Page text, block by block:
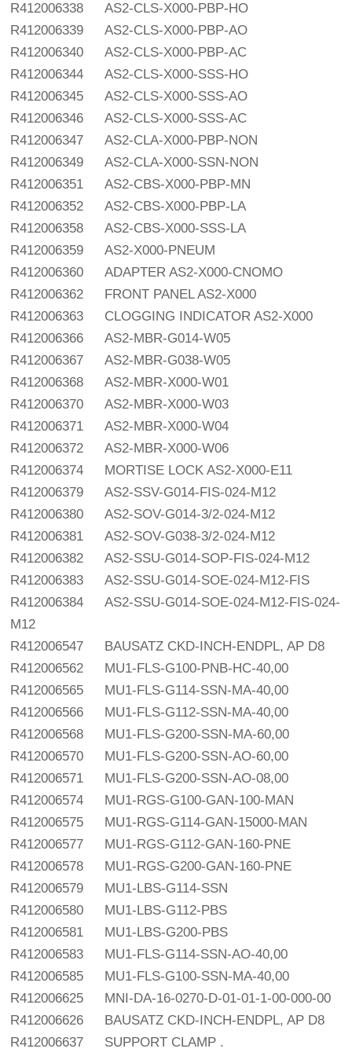
R412006338
AS2-CLS-X000-PBP-HO
R412006339
AS2-CLS-X000-PBP-AO
R412006340
AS2-CLS-X000-PBP-AC
R412006344
AS2-CLS-X000-SSS-HO
R412006345
AS2-CLS-X000-SSS-AO
R412006346
AS2-CLS-X000-SSS-AC
R412006347
AS2-CLA-X000-PBP-NON
R412006349
AS2-CLA-X000-SSN-NON
R412006351
AS2-CBS-X000-PBP-MN
R412006352
AS2-CBS-X000-PBP-LA
R412006358
AS2-CBS-X000-SSS-LA
R412006359
AS2-X000-PNEUM
R412006360
ADAPTER AS2-X000-CNOMO
R412006362
FRONT PANEL AS2-X000
R412006363
CLOGGING INDICATOR AS2-X000
R412006366
AS2-MBR-G014-W05
R412006367
AS2-MBR-G038-W05
R412006368
AS2-MBR-X000-W01
R412006370
AS2-MBR-X000-W03
R412006371
AS2-MBR-X000-W04
R412006372
AS2-MBR-X000-W06
R412006374
MORTISE LOCK AS2-X000-E11
R412006379
AS2-SSV-G014-FIS-024-M12
R412006380
AS2-SOV-G014-3/2-024-M12
R412006381
AS2-SOV-G038-3/2-024-M12
R412006382
AS2-SSU-G014-SOP-FIS-024-M12
R412006383
AS2-SSU-G014-SOE-024-M12-FIS
R412006384
AS2-SSU-G014-SOE-024-M12-FIS-024-
M12
R412006547
BAUSATZ CKD-INCH-ENDPL, AP D8
R412006562
MU1-FLS-G100-PNB-HC-40,00
R412006565
MU1-FLS-G114-SSN-MA-40,00
R412006566
MU1-FLS-G112-SSN-MA-40,00
R412006568
MU1-FLS-G200-SSN-MA-60,00
R412006570
MU1-FLS-G200-SSN-AO-60,00
R412006571
MU1-FLS-G200-SSN-AO-08,00
R412006574
MU1-RGS-G100-GAN-100-MAN
R412006575
MU1-RGS-G114-GAN-15000-MAN
R412006577
MU1-RGS-G112-GAN-160-PNE
R412006578
MU1-RGS-G200-GAN-160-PNE
R412006579
MU1-LBS-G114-SSN
R412006580
MU1-LBS-G112-PBS
R412006581
MU1-LBS-G200-PBS
R412006583
MU1-FLS-G114-SSN-AO-40,00
R412006585
MU1-FLS-G100-SSN-MA-40,00
R412006625
MNI-DA-16-0270-D-01-01-1-00-000-00
R412006626
BAUSATZ CKD-INCH-ENDPL, AP D8
R412006637
SUPPORT CLAMP .